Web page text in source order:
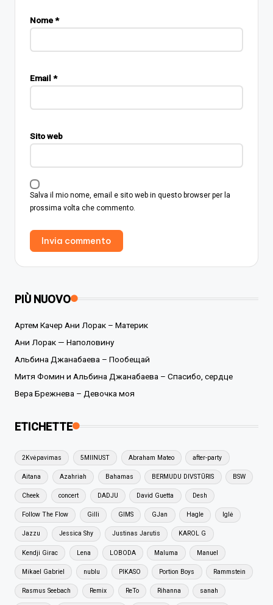
Nome*
Email *
Sito web
Salva il mio nome, email e sito web in questo browser per la
prossima volta che commento.
PIÙ NUOVO
Артем Качер Ани Лорак – Материк
Ани Лорак — Наполовину
Альбина Джанабаева – Пообещай
Митя Фомин и Альбина Джанабаева – Спасибо, сердце
Вера Брежнева – Девочка моя
ETICHETTE
2Kvėpavimas 5MIINUST Abraham Mateo after-party
Aitana Azahriah Bahamas BERMUDU DIVSTŪRIS BSW
Cheek concert DADJU David Guetta Desh
Follow The Flow Gilli GIMS GJan Hagle Iglė
Jazzu Jessica Shy Justinas Jarutis KAROL G
Kendji Girac Lena LOBODA Maluma Manuel
Mikael Gabriel nublu PIKASO Portion Boys Rammstein
Rasmus Seebach Remix ReTo Rihanna sanah